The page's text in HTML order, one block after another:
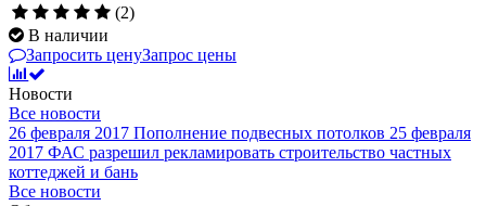
(2)
В наличии
Запросить ценуЗапрос цены
Новости
Все новости
26 февраля 2017 Пополнение подвесных потолков 25 февраля
2017 ФАС разрешил рекламировать строительство частных
коттеджей и бань
Все новости